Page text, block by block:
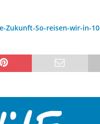
So-reisen-wir-in-